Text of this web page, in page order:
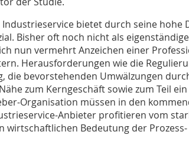
bietet durch seine hohe
Bisher oft noch nicht als
nun vermehrt Anzeichen einer
Herausforderungen wie die
die bevorstehenden Umwälzungen
zum Kerngeschäft sowie zum Teil
Organisation müssen in den
Anbieter profitieren vom
wirtschaftlichen Bedeutung der